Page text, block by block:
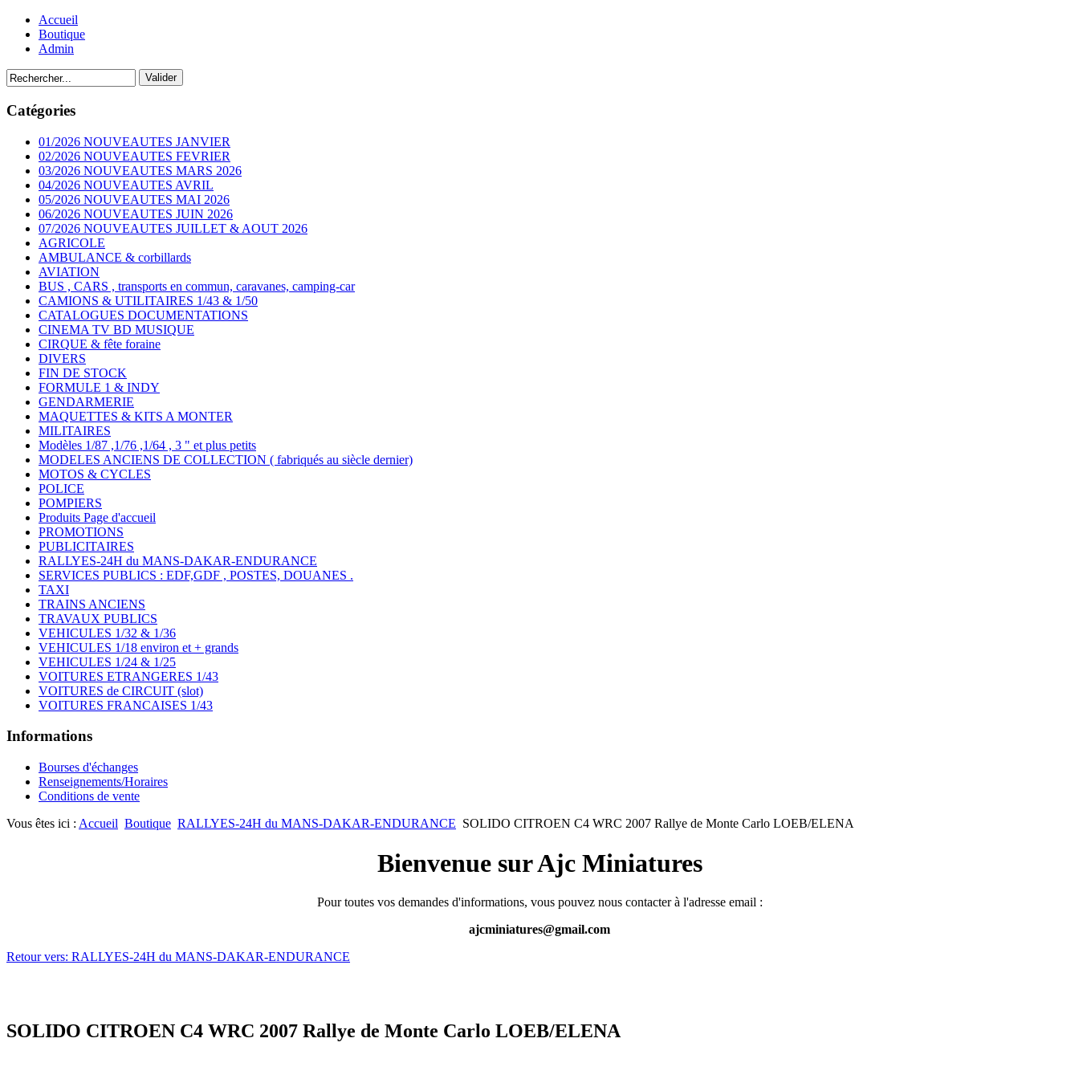
Accueil
Boutique
Admin
Catégories
01/2026 NOUVEAUTES JANVIER
02/2026 NOUVEAUTES FEVRIER
03/2026 NOUVEAUTES MARS 2026
04/2026 NOUVEAUTES AVRIL
05/2026 NOUVEAUTES MAI 2026
06/2026 NOUVEAUTES JUIN 2026
07/2026 NOUVEAUTES JUILLET & AOUT 2026
AGRICOLE
AMBULANCE & corbillards
AVIATION
BUS , CARS , transports en commun, caravanes, camping-car
CAMIONS & UTILITAIRES 1/43 & 1/50
CATALOGUES DOCUMENTATIONS
CINEMA TV BD MUSIQUE
CIRQUE & fête foraine
DIVERS
FIN DE STOCK
FORMULE 1 & INDY
GENDARMERIE
MAQUETTES & KITS A MONTER
MILITAIRES
Modèles 1/87 ,1/76 ,1/64 , 3 " et plus petits
MODELES ANCIENS DE COLLECTION ( fabriqués au siècle dernier)
MOTOS & CYCLES
POLICE
POMPIERS
Produits Page d'accueil
PROMOTIONS
PUBLICITAIRES
RALLYES-24H du MANS-DAKAR-ENDURANCE
SERVICES PUBLICS : EDF,GDF , POSTES, DOUANES .
TAXI
TRAINS ANCIENS
TRAVAUX PUBLICS
VEHICULES 1/32 & 1/36
VEHICULES 1/18 environ et + grands
VEHICULES 1/24 & 1/25
VOITURES ETRANGERES 1/43
VOITURES de CIRCUIT (slot)
VOITURES FRANCAISES 1/43
Informations
Bourses d'échanges
Renseignements/Horaires
Conditions de vente
Vous êtes ici : Accueil Boutique RALLYES-24H du MANS-DAKAR-ENDURANCE SOLIDO CITROEN C4 WRC 2007 Rallye de Monte Carlo LOEB/ELENA
Bienvenue sur Ajc Miniatures
Pour toutes vos demandes d'informations, vous pouvez nous contacter à l'adresse email :
ajcminiatures@gmail.com
Retour vers: RALLYES-24H du MANS-DAKAR-ENDURANCE
SOLIDO CITROEN C4 WRC 2007 Rallye de Monte Carlo LOEB/ELENA